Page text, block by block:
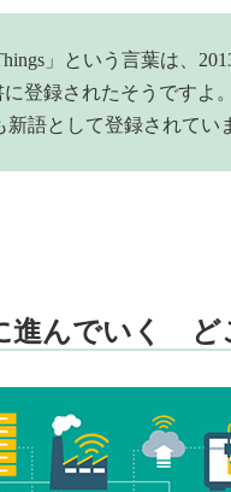
」という言葉は、
登録されたそうですよ
新語として登録されてい
進んでいく ど